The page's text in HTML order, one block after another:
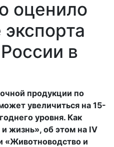
оценило
в
продукции по
увеличиться на 15-
уровня. Как
жизнь», об этом на IV
«Животноводство и